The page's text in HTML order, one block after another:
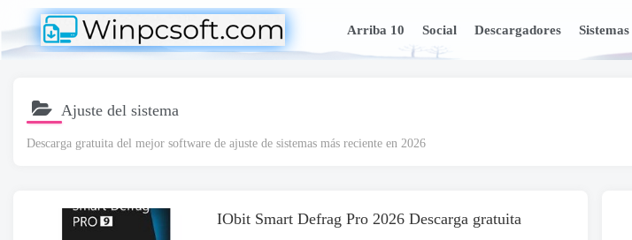
Arriba 10 Social Descargadores Sistemas
Ajuste del sistema
Descarga gratuita del mejor software de ajuste de sistemas más reciente en 2026
IObit Smart Defrag Pro 2026 Descarga gratuita